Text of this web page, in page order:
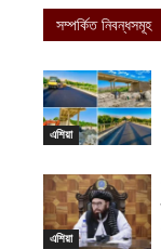
সম্পর্কিত নিবন্ধসমূহ
এশিয়া
এশিয়া